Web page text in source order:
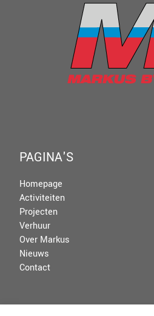
PAGINA'S
Homepage
Activiteiten
Projecten
Verhuur
Over Markus
Nieuws
Contact